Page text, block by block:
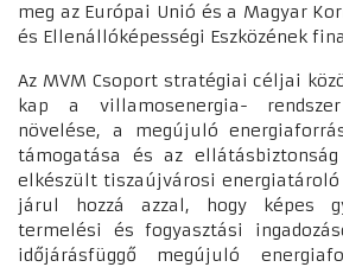
meg az Európai Unió és a Magyar
és Ellenállóképességi Eszközének
Az MVM Csoport stratégiai céljai
kap a villamosenergia- rendszer
növelése, a megújuló
támogatása és az
elkészült tiszaújvárosi energiatároló
járul hozzá azzal, hogy képes
termelési és fogyasztási
időjárásfüggő megújuló